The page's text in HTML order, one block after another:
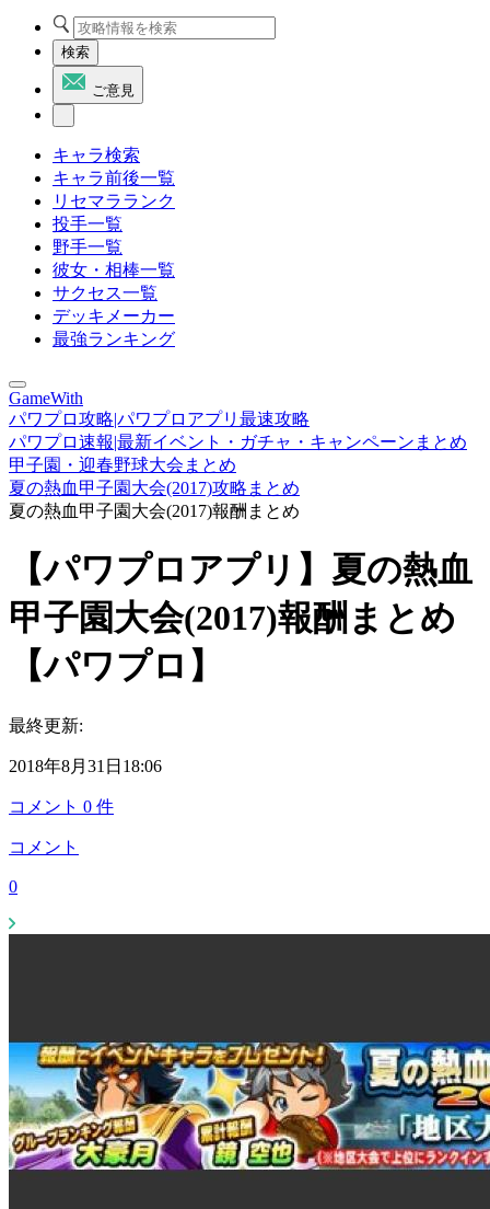
検索
ご意見
キャラ検索
キャラ前後一覧
リセマラランク
投手一覧
野手一覧
彼女・相棒一覧
サクセス一覧
デッキメーカー
最強ランキング
GameWith
パワプロ攻略|パワプロアプリ最速攻略
パワプロ速報|最新イベント・ガチャ・キャンペーンまとめ
甲子園・迎春野球大会まとめ
夏の熱血甲子園大会(2017)攻略まとめ
夏の熱血甲子園大会(2017)報酬まとめ
【パワプロアプリ】夏の熱血
甲子園大会(2017)報酬まとめ
【パワプロ】
最終更新:
2018年8月31日18:06
コメント 0 件
コメント
0